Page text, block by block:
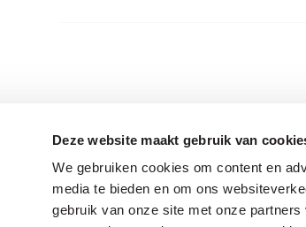
Deze website maakt gebruik van
We gebruiken cookies om content en
media te bieden en om ons
gebruik van onze site met onze
forces